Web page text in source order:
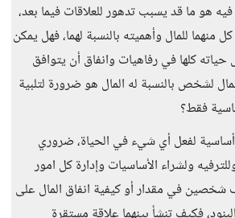
هو ما قد يسبب تدهور للعلاقات فيما بعد،
منهما للمال وأهميته بالنسبة لهما، فهل يمكن
كلها في رفاهيات وانفاق أن يتوافق
لشخص بالنسبة له المال هو ضرورة لتلبية
فقط؟
لفعل أي شيء في الحياة، ضروري
ولشراء الأساسيات وإدارة كل امور
شخصين في مقدار أو كيفية انفاق المال على